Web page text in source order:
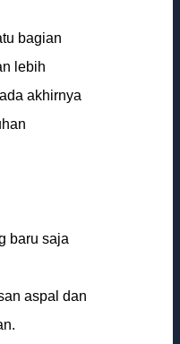
bagian
lebih
akhirnya
baru saja
aspal dan